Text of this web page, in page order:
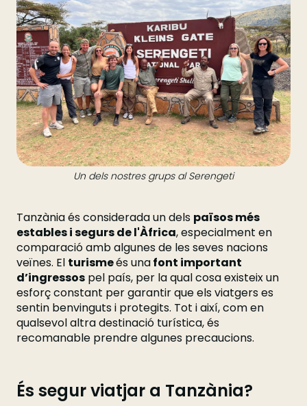
Un dels nostres grups al Serengeti
Tanzània és considerada un dels països més
estables i segurs de l'Àfrica, especialment en
comparació amb algunes de les seves nacions
veïnes. El turismeés unafont important
d’ingressos pel país, per la qual cosa existeix un
esforç constant per garantir que els viatgers es
sentin benvinguts i protegits. Tot i així, com en
qualsevol altra destinació turística, és
recomanable prendre algunes precaucions.
És segur viatjar a Tanzània?